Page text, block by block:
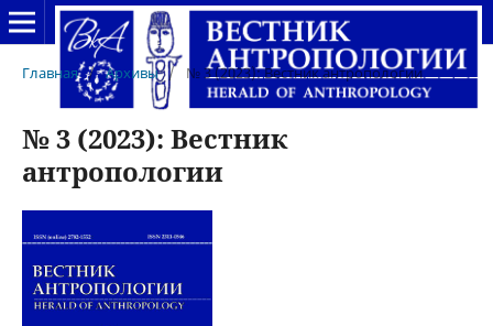
Главная / Архивы / № 3 (2023): Вестник антропологии
№ 3 (2023): Вестник
антропологии